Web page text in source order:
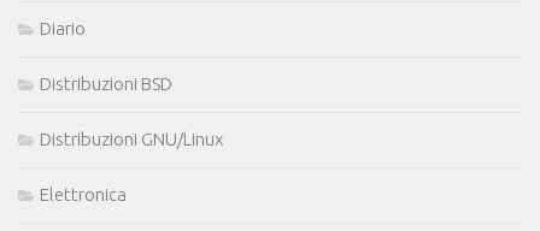
Diario
Distribuzioni BSD
Distribuzioni GNU/Linux
Elettronica